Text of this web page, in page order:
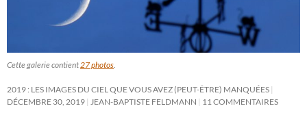
Cette galerie contient27 photos.
2019 : LES IMAGES DU CIEL QUE VOUS AVEZ (PEUT-ÊTRE) MANQUÉES
DÉCEMBRE 30, 2019 JEAN-BAPTISTE FELDMANN 11 COMMENTAIRES